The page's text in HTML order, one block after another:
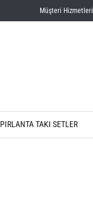
Müşteri Hizmetleri
PIRLANTA TAKI SETLER